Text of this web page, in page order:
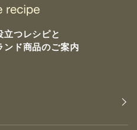
立つレシピと
ンド商品のご案内